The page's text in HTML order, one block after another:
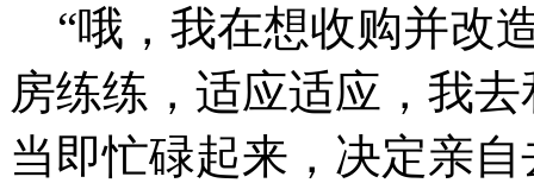
“哦，我在想收购并改
房练练，适应适应，我
当即忙碌起来，决定亲